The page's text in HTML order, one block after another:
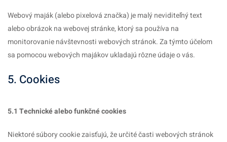
Webový maják (alebo pixelová značka) je malý neviditeľný text
alebo obrázok na webovej stránke, ktorý sa používa na
monitorovanie návštevnosti webových stránok. Za týmto účelom
sa pomocou webových majákov ukladajú rôzne údaje o vás.
5. Cookies
5.1 Technické alebo funkčné cookies
Niektoré súbory cookie zaisťujú, že určité časti webových stránok